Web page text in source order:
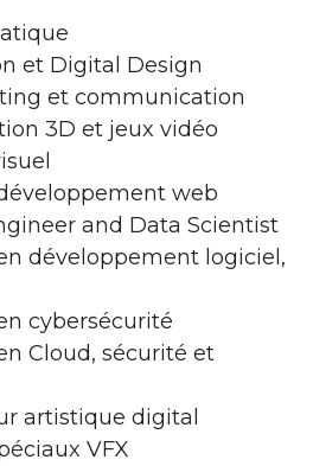
et Digital Design
et communication
3D et jeux vidéo
web
and Data Scientist
développement logiciel,
cybersécurité
Cloud, sécurité et
artistique digital
VFX